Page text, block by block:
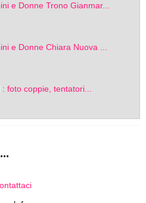
e Donne Trono Gianmar...
e Donne Chiara Nuova ...
foto coppie, tentatori...